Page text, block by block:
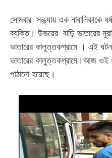
কৃষ্ণ সাহা
সোমবার সন্ধ্যায় এক নাবালিকাকে
ব্যক্তি। উভয়ের বাড়ি ভাতারের
ভাতারের কালুত্তকগ্রামে । এই
ভাতারের কালুত্তকগ্রামে। আজ ওই
পাঠানো হয়েছে।